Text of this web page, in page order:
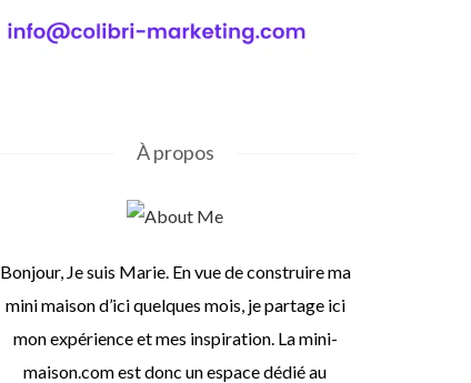
À propos
Bonjour, Je suis Marie. En vue de construire ma
mini maison d’ici quelques mois, je partage ici
mon expérience et mes inspiration. La mini-
maison.com est donc un espace dédié au